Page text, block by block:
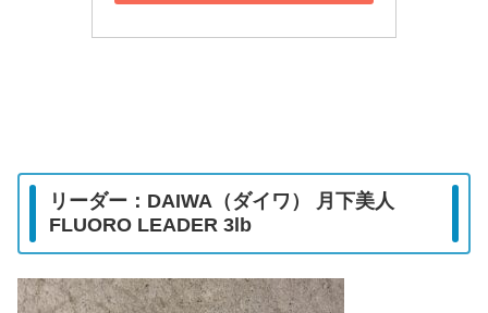
リーダー：DAIWA（ダイワ） 月下美人
FLUORO LEADER 3lb